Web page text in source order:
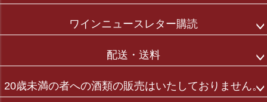
ワインニュースレター購読
配送・送料
20歳未満の者への酒類の販売はいたしておりません。